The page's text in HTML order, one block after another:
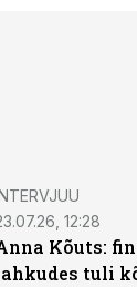
12:28
Kõuts:
tuli